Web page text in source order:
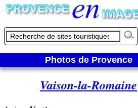
Photos de Provence
Vaison-la-Romaine